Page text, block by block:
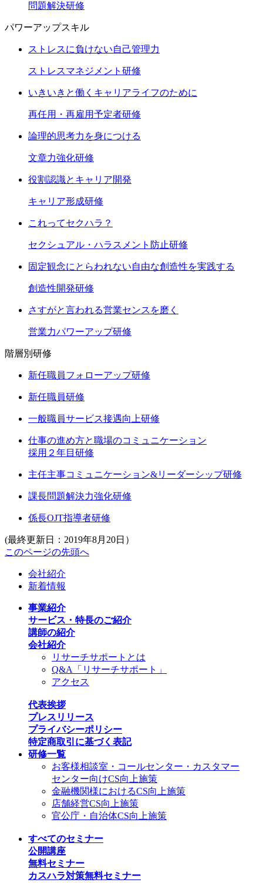
問題解決研修
パワーアップスキル
ストレスに負けない自己管理力
ストレスマネジメント研修
いきいきと働くキャリアライフのために
再任用・再雇用予定者研修
論理的思考力を身につける
文章力強化研修
役割認識とキャリア開発
キャリア形成研修
これってセクハラ？
セクシュアル・ハラスメント防止研修
固定観念にとらわれない自由な創造性を実践する
創造性開発研修
さすがと言われる営業センスを磨く
営業力パワーアップ研修
階層別研修
新任職員フォローアップ研修
新任職員研修
一般職員サービス接遇向上研修
仕事の進め方と職場のコミュニケーション
採用２年目研修
主任主事コミュニケーション&リーダーシップ研修
課長問題解決力強化研修
係長OJT指導者研修
(最終更新日：2019年8月20日）
このページの先頭へ
会社紹介
新着情報
事業紹介
サービス・特長のご紹介
講師の紹介
会社紹介
リサーチサポートとは
Q&A「リサーチサポート」
アクセス
代表挨拶
プレスリリース
プライバシーポリシー
特定商取引に基づく表記
研修一覧
お客様相談室・コールセンター・カスタマー
センター向けCS向上施策
金融機関様におけるCS向上施策
店舗経営CS向上施策
官公庁・自治体CS向上施策
すべてのセミナー
公開講座
無料セミナー
カスハラ対策無料セミナー